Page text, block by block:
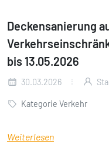
Deckensanierung
bis 13.05.2026
30.03.2026
Kategorie Verkehr
Weiterlesen